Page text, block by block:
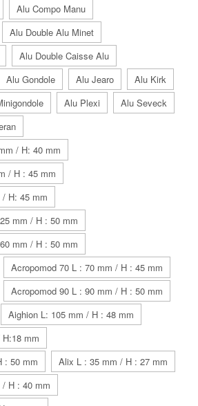
Alu Compo Manu
Alu Double Alu Minet
Alu Double Caisse Alu
Alu Gondole Alu Jearo
Alu Kirk
Alu Plexi
Alu Seveck
/ H: 40 mm
/ H : 45 mm
H: 45 mm
mm / H : 50 mm
mm / H : 50 mm
Acropomod 70 L : 70 mm / H : 45 mm
Acropomod 90 L : 90 mm / H : 50 mm
Aighion L: 105 mm / H : 48 mm
mm
: 50 mm
Alix L : 35 mm / H : 27 mm
H : 40 mm